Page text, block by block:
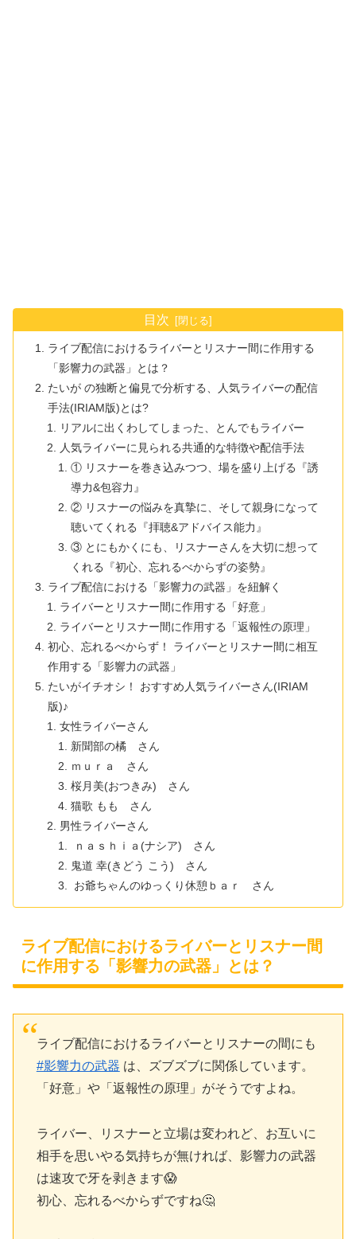
目次
ライブ配信におけるライバーとリスナー間に作用する
「影響力の武器」とは？
たいが の独断と偏見で分析する、人気ライバーの配信
手法(IRIAM版)とは?
リアルに出くわしてしまった、とんでもライバー
人気ライバーに見られる共通的な特徴や配信手法
① リスナーを巻き込みつつ、場を盛り上げる『誘
導力&包容力』
② リスナーの悩みを真摯に、そして親身になって
聴いてくれる『拝聴&アドバイス能力』
③ とにもかくにも、リスナーさんを大切に想って
くれる『初心、忘れるべからずの姿勢』
ライブ配信における「影響力の武器」を紐解く
ライバーとリスナー間に作用する「好意」
ライバーとリスナー間に作用する「返報性の原理」
初心、忘れるべからず！ ライバーとリスナー間に相互
作用する「影響力の武器」
たいがイチオシ！ おすすめ人気ライバーさん(IRIAM
版)♪
女性ライバーさん
新聞部の橘 さん
ｍｕｒａ さん
桜月美(おつきみ) さん
猫歌 もも さん
男性ライバーさん
ｎａｓｈｉａ(ナシア) さん
鬼道 幸(きどう こう) さん
お爺ちゃんのゆっくり休憩ｂａｒ さん
ライブ配信におけるライバーとリスナー間
に作用する「影響力の武器」とは？
ライブ配信におけるライバーとリスナーの間にも
#影響力の武器 は、ズブズブに関係しています。
「好意」や「返報性の原理」がそうですよね。
ライバー、リスナーと立場は変われど、お互いに
相手を思いやる気持ちが無ければ、影響力の武器
は速攻で牙を剥きます😱
初心、忘れるべからずですね🤔